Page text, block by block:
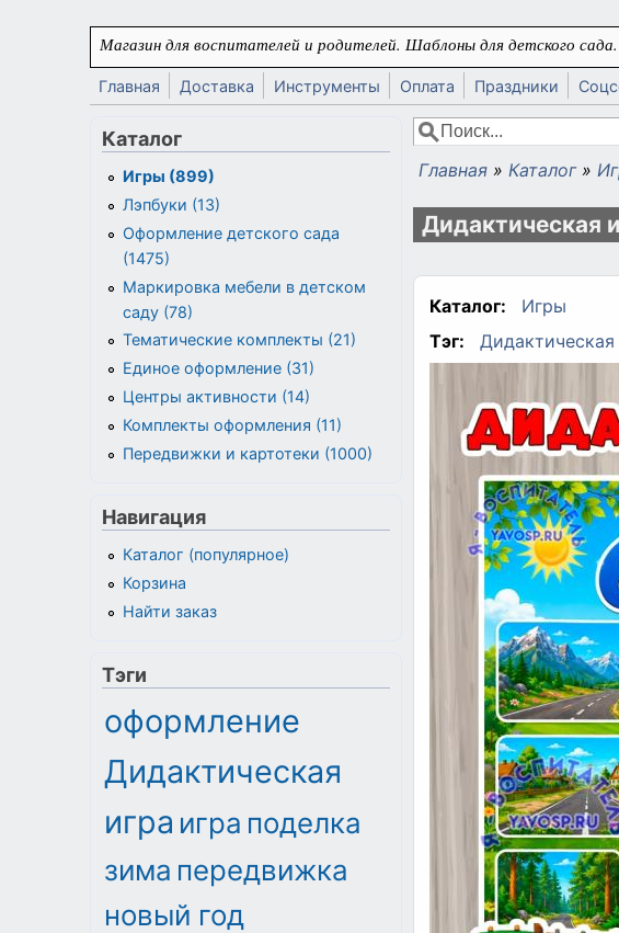
Перейти к основному содержанию
Магазин для воспитателей и родителей. Шаблоны для детского
Главная Доставка Инструменты Оплата Праздники
Форма поиска
Поиск
Вы здесь
Главная » Каталог »
Дидактическая
Каталог:
Игры
Тэг:
Дидактическая
Каталог
Игры (899)
Лэпбуки (13)
Оформление детского сада
(1475)
Маркировка мебели в детском
саду (78)
Тематические комплекты (21)
Единое оформление (31)
Центры активности (14)
Комплекты оформления (11)
Передвижки и картотеки (1000)
Навигация
Каталог (популярное)
Корзина
Найти заказ
Тэги
оформление
Дидактическая
игра игра поделка
зима передвижка
новый год